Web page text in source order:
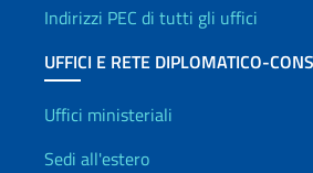
Indirizzi PEC di tutti gli uffici
UFFICI E RETE DIPLOMATICO-
Uffici e Rete
Uffici ministeriali
Sedi all'estero